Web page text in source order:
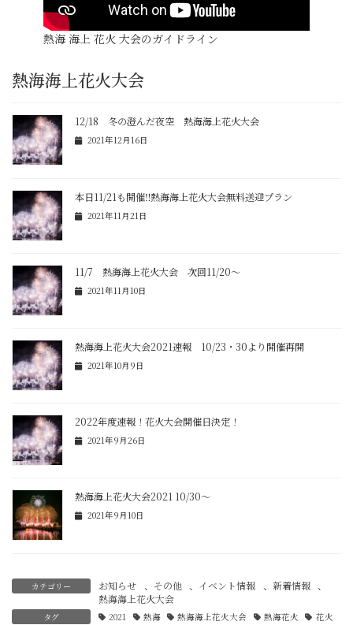
熱海 海上 花火 大会のガイドライン
熱海海上花火大会
12/18 冬の澄んだ夜空 熱海海上花火大会
2021年12月16日
本日11/21も開催‼熱海海上花火大会無料送迎プラン
2021年11月21日
11/7 熱海海上花火大会 次回11/20～
2021年11月10日
熱海海上花火大会2021速報 10/23・30より開催再開
2021年10月9日
2022年度速報！花火大会開催日決定！
2021年9月26日
熱海海上花火大会2021 10/30～
2021年9月10日
カテゴリー お知らせ 、 その他 、 イベント情報 、 新着情報 、
熱海海上花火大会
タグ 2021 熱海 熱海海上花火大会 熱海花火 花火